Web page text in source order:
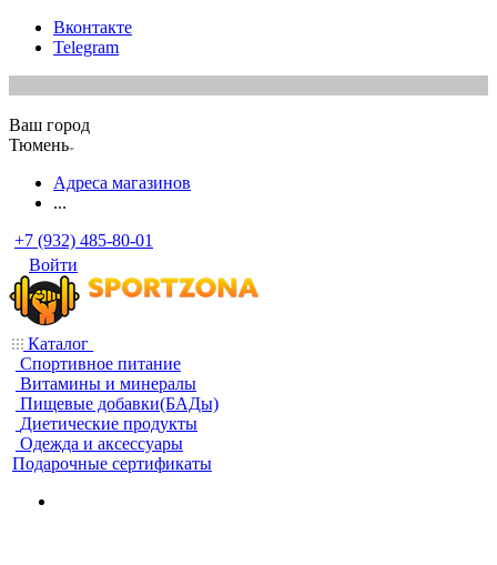
Вконтакте
Telegram
Ваш город
Тюмень
Адреса магазинов
...
+7 (932) 485-80-01
Войти
Каталог
Спортивное питание
Витамины и минералы
Пищевые добавки(БАДы)
Диетические продукты
Одежда и аксессуары
Подарочные сертификаты